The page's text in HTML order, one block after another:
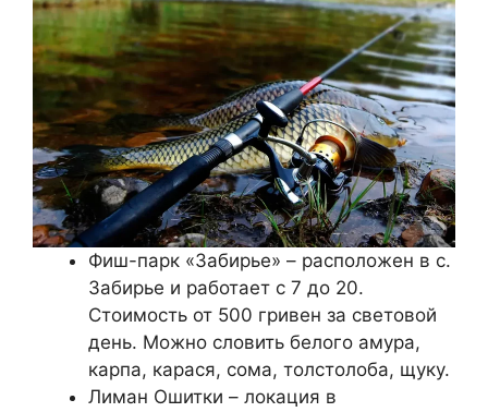
Фиш-парк «Забирье» – расположен в с.
Забирье и работает с 7 до 20.
Стоимость от 500 гривен за световой
день. Можно словить белого амура,
карпа, карася, сома, толстолоба, щуку.
Лиман Ошитки – локация в